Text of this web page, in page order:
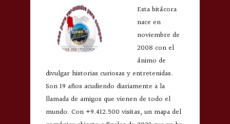
Esta bitácora
nace en
noviembre de
2008 con el
ánimo de
divulgar historias curiosas y entretenidas.
Son 19 años acudiendo diariamente a la
llamada de amigos que vienen de todo el
mundo. Con +9.412.500 visitas, un mapa del